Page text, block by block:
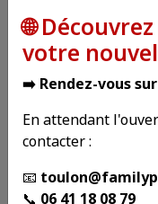
ViaMichelin
Calcul ditinéraire ou
Bison Futé
Bison Futé vous
Association pour la
🌐
votre
➡️ Rendez-vous sur
En attendant
contacter :
📧
📞 06 41 18 08 79